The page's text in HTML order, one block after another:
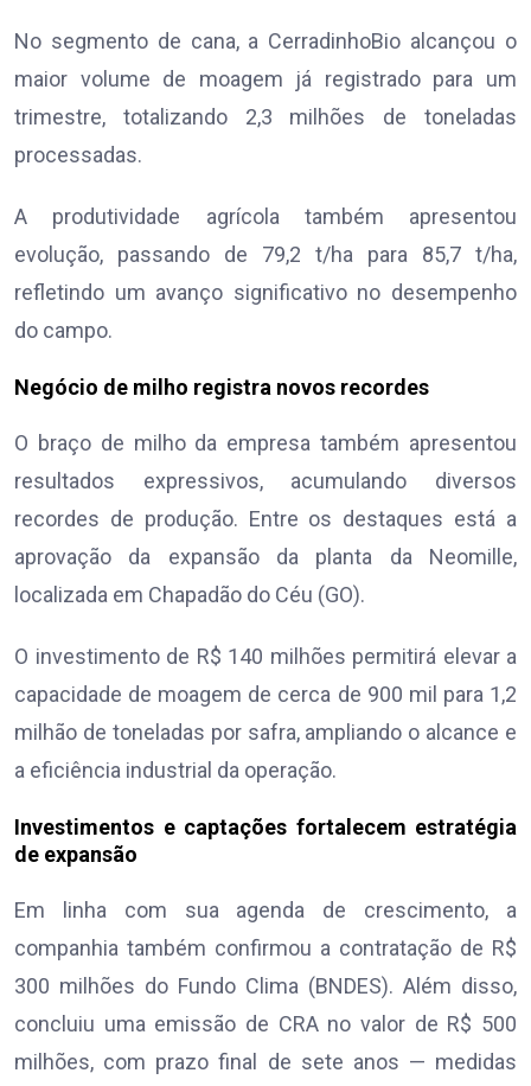
No segmento de cana, a CerradinhoBio alcançou o
maior volume de moagem já registrado para um
trimestre, totalizando 2,3 milhões de toneladas
processadas.
A produtividade agrícola também apresentou
evolução, passando de 79,2 t/ha para 85,7 t/ha,
refletindo um avanço significativo no desempenho
do campo.
Negócio de milho registra novos recordes
O braço de milho da empresa também apresentou
resultados expressivos, acumulando diversos
recordes de produção. Entre os destaques está a
aprovação da expansão da planta da Neomille,
localizada em Chapadão do Céu (GO).
O investimento de R$ 140 milhões permitirá elevar a
capacidade de moagem de cerca de 900 mil para 1,2
milhão de toneladas por safra, ampliando o alcance e
a eficiência industrial da operação.
Investimentos e captações fortalecem estratégia
de expansão
Em linha com sua agenda de crescimento, a
companhia também confirmou a contratação de R$
300 milhões do Fundo Clima (BNDES). Além disso,
concluiu uma emissão de CRA no valor de R$ 500
milhões, com prazo final de sete anos — medidas